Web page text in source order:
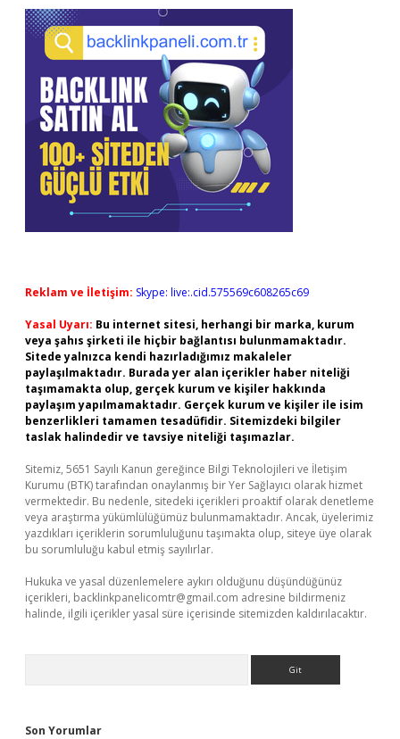
Reklam ve İletişim: Skype: live:.cid.575569c608265c69
Yasal Uyarı: Bu internet sitesi, herhangi bir marka, kurum
veya şahıs şirketi ile hiçbir bağlantısı bulunmamaktadır.
Sitede yalnızca kendi hazırladığımız makaleler
paylaşılmaktadır. Burada yer alan içerikler haber niteliği
taşımamakta olup, gerçek kurum ve kişiler hakkında
paylaşım yapılmamaktadır. Gerçek kurum ve kişiler ile isim
benzerlikleri tamamen tesadüfidir. Sitemizdeki bilgiler
taslak halindedir ve tavsiye niteliği taşımazlar.
Sitemiz, 5651 Sayılı Kanun gereğince Bilgi Teknolojileri ve İletişim
Kurumu (BTK) tarafından onaylanmış bir Yer Sağlayıcı olarak hizmet
vermektedir. Bu nedenle, sitedeki içerikleri proaktif olarak denetleme
veya araştırma yükümlülüğümüz bulunmamaktadır. Ancak, üyelerimiz
yazdıkları içeriklerin sorumluluğunu taşımakta olup, siteye üye olarak
bu sorumluluğu kabul etmiş sayılırlar.
Hukuka ve yasal düzenlemelere aykırı olduğunu düşündüğünüz
içerikleri, backlinkpanelicomtr@gmail.com adresine bildirmeniz
halinde, ilgili içerikler yasal süre içerisinde sitemizden kaldırılacaktır.
Son Yorumlar